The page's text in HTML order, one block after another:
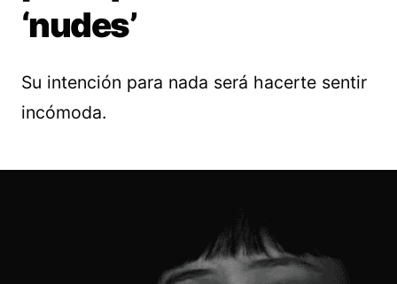
‘nudes’
Su intención para nada será hacerte sentir
incómoda.